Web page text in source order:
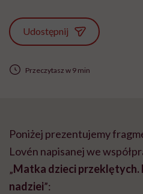
Udostępnij
Przeczytasz w 9 min
Poniżej prezentujemy
Lovén napisanej we
„Matka dzieci przeklętych.
nadziei”: